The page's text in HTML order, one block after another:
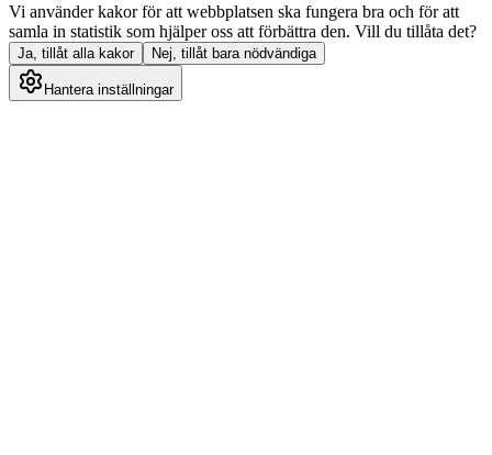
Vi använder kakor för att webbplatsen ska fungera bra och för att
samla in statistik som hjälper oss att förbättra den. Vill du tillåta det?
Ja, tillåt alla kakor Nej, tillåt bara nödvändiga
Hantera inställningar